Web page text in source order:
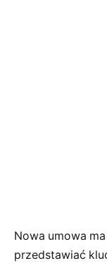
Nowa umowa
przedstawiać